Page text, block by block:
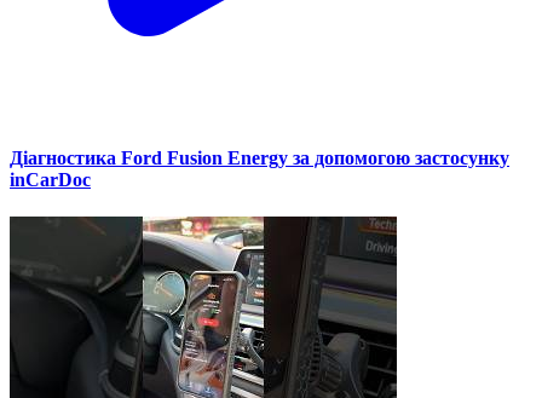
Діагностика Ford Fusion Energy за допомогою застосунку
inCarDoc